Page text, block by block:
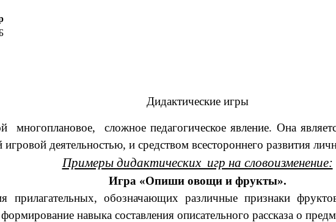
Дидактические игры
многоплановое, сложное педагогическое явление. Она
деятельностью, и средством всестороннего развития
Примеры дидактических игр на словоизменение:
Игра «Опиши овощи и фрукты».
прилагательных, обозначающих различные признаки
навыка составления описательного рассказа о